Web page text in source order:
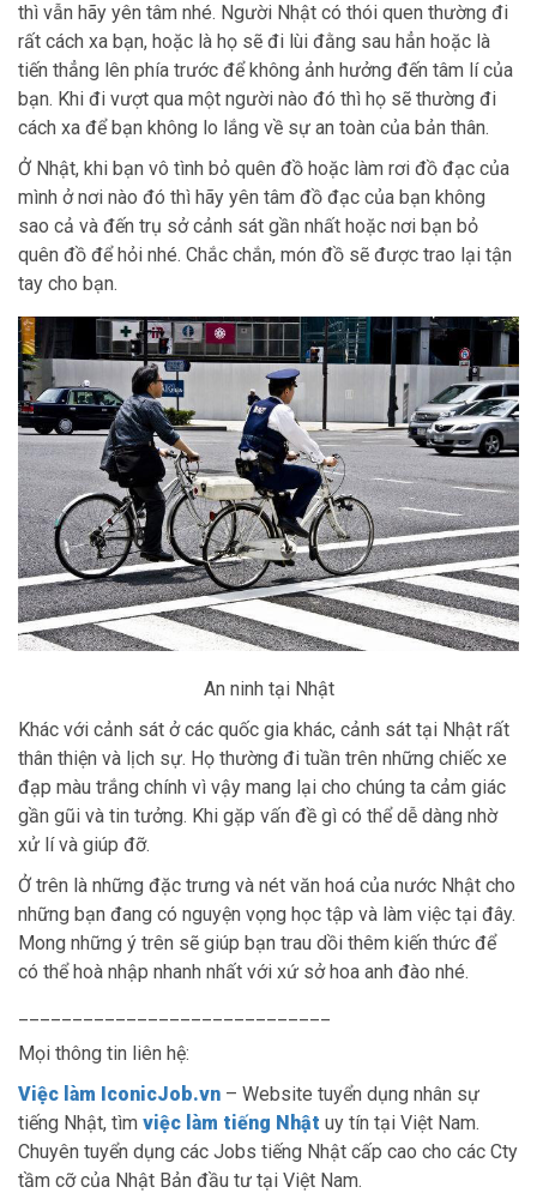
thì vẫn hãy yên tâm nhé. Người Nhật có thói quen thường đi
rất cách xa bạn, hoặc là họ sẽ đi lùi đằng sau hẳn hoặc là
tiến thẳng lên phía trước để không ảnh hưởng đến tâm lí của
bạn. Khi đi vượt qua một người nào đó thì họ sẽ thường đi
cách xa để bạn không lo lắng về sự an toàn của bản thân.
Ở Nhật, khi bạn vô tình bỏ quên đồ hoặc làm rơi đồ đạc của
mình ở nơi nào đó thì hãy yên tâm đồ đạc của bạn không
sao cả và đến trụ sở cảnh sát gần nhất hoặc nơi bạn bỏ
quên đồ để hỏi nhé. Chắc chắn, món đồ sẽ được trao lại tận
tay cho bạn.
An ninh tại Nhật
Khác với cảnh sát ở các quốc gia khác, cảnh sát tại Nhật rất
thân thiện và lịch sự. Họ thường đi tuần trên những chiếc xe
đạp màu trắng chính vì vậy mang lại cho chúng ta cảm giác
gần gũi và tin tưởng. Khi gặp vấn đề gì có thể dễ dàng nhờ
xử lí và giúp đỡ.
Ở trên là những đặc trưng và nét văn hoá của nước Nhật cho
những bạn đang có nguyện vọng học tập và làm việc tại đây.
Mong những ý trên sẽ giúp bạn trau dồi thêm kiến thức để
có thể hoà nhập nhanh nhất với xứ sở hoa anh đào nhé.
Mọi thông tin liên hệ:
Việc làm IconicJob.vn – Website tuyển dụng nhân sự
tiếng Nhật, tìm việc làm tiếng Nhật uy tín tại Việt Nam.
Chuyên tuyển dụng các Jobs tiếng Nhật cấp cao cho các Cty
tầm cỡ của Nhật Bản đầu tư tại Việt Nam.